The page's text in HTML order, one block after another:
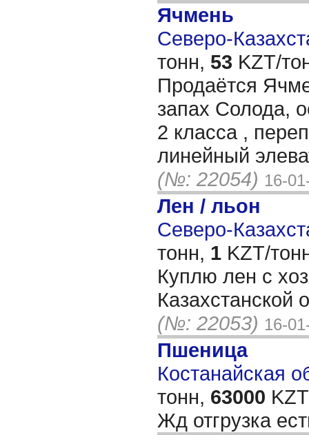
Ячмень
Северо-
тонн, 53 KZT/
Продаётся
запах Солода,
2 класса ,
линейный
(№: 22054) 16-
Лен / льон
Северо-
тонн, 1 KZT/
Куплю лен с
Казахстанской
(№: 22053) 16-
Пшеница
Костанайская
тонн, 63000
Жд отгрузка